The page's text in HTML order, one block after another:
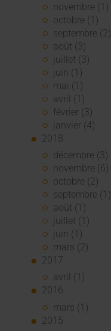
novembre (1)
octobre (1)
septembre (2)
août (3)
juillet (3)
juin (1)
mai (1)
avril (1)
février (3)
janvier (4)
2018
décembre (3)
novembre (6)
octobre (2)
septembre (1)
août (1)
juillet (1)
juin (1)
mars (2)
2017
avril (1)
2016
mars (1)
2015